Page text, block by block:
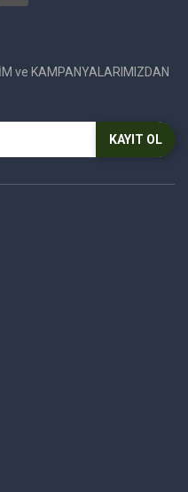
ve KAMPANYALARIMIZDAN
KAYIT OL